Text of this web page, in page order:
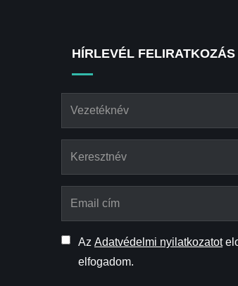
HÍRLEVÉL FELIRATKOZÁS
Az Adatvédelmi nyilatkozatot
elfogadom.